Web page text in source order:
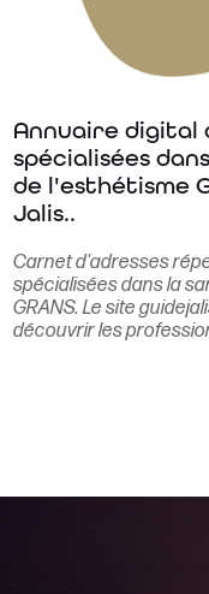
Annuaire digital
spécialisées
de l'esthétisme
Jalis..
Carnet d'adresses
spécialisées dans la
GRANS. Le site
découvrir les